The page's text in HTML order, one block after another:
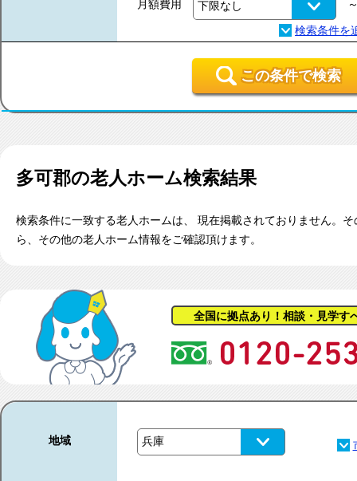
月額費用
この条件で検索
多可郡の老人ホーム検索結果
検索条件に一致する老人ホームは、 現在掲載されておりません。
ら、その他の老人ホーム情報をご確認頂けます。
全国に拠点あり！相談・見学す
地域